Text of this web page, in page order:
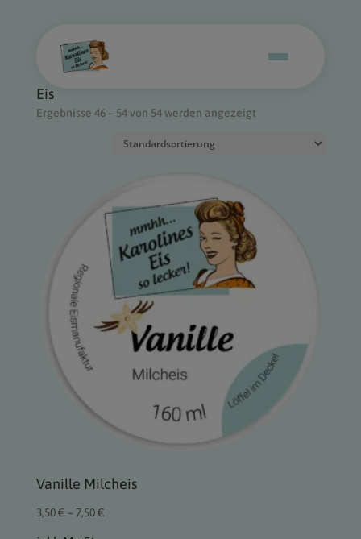
Start/ Produkt Types /
Eis
Ergebnisse 46 – 54 von 54 werden angezeigt
Vanille Milcheis
3,50€ – 7,50€